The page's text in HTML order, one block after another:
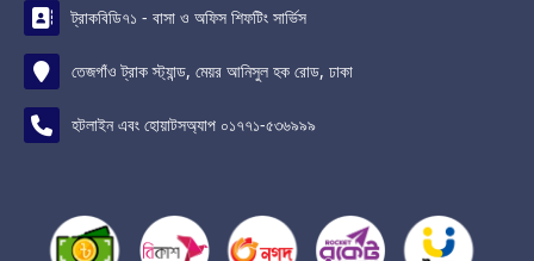
ট্রাকবিডি৭১ - বাসা ও অফিস শিফটিং সার্ভিস
তেজগাঁও ট্রাক স্ট্যান্ড, মেয়র আনিসুল হক রোড, ঢাকা
হটলাইন এবং হোয়াটসঅ্যাপ ০১৭৭১-৫৩৬৯৯৯